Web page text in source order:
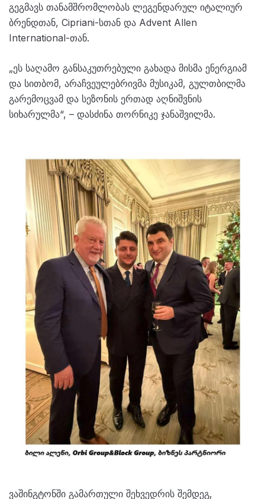
გეგმავს თანამშრომლობას ლეგენდარულ იტალიურ
ბრენდთან, Cipriani-სთან და Advent Allen
International-თან.
„ეს საღამო განსაკუთრებული გახადა მისმა ენერგიამ
და სითბომ, არაჩვეულებრივმა მუსიკამ, გულთბილმა
გარემოცვამ და სეზონის ერთად აღნიშვნის
სიხარულმა“, – დასძინა თორნიკე ჯანაშვილმა.
ვაშინგტონში გამართული შეხვედრის შემდეგ,